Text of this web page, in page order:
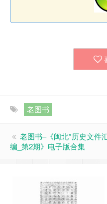
老图书
老图书–《闽北*历史文件
编_第2期》电子版合集